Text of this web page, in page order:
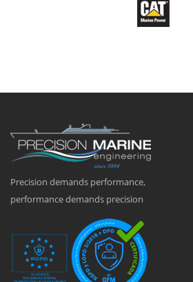
Precision demands performance,
performance demands precision